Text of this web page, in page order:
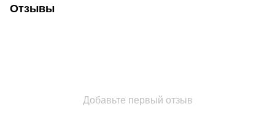
Отзывы
Добавьте первый отзыв